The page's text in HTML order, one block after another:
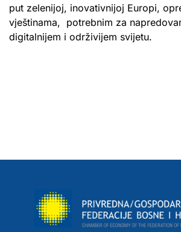
put zelenijoj, inovativnijoj Europi,
vještinama, potrebnim za
digitalnijem i održivijem svijetu.